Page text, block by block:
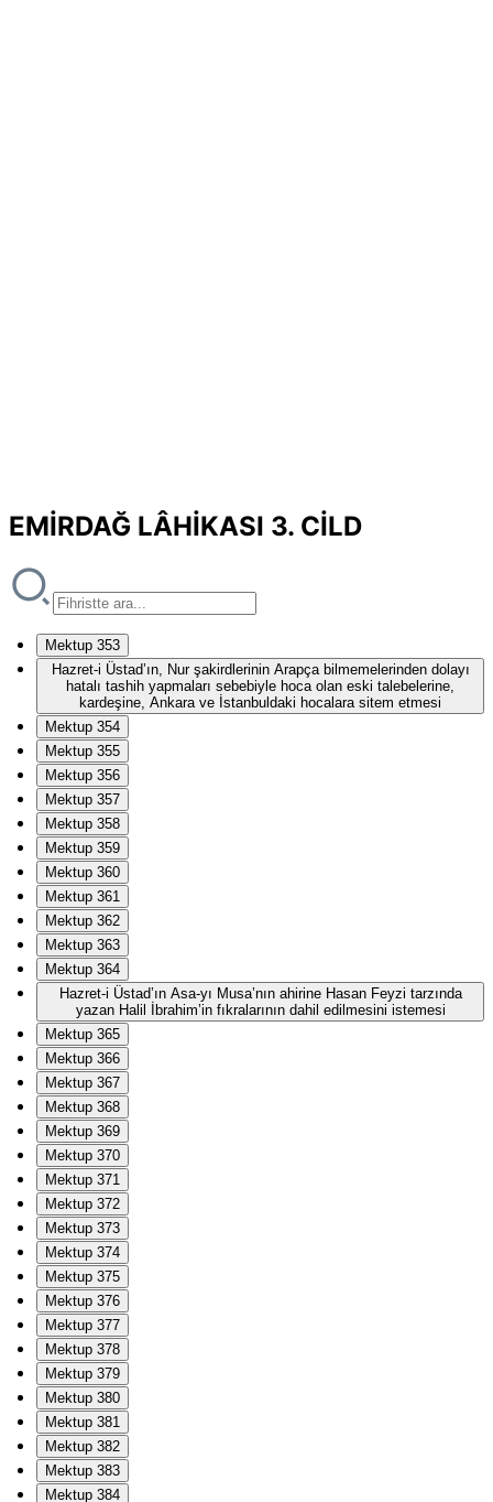
EMİRDAĞ LÂHİKASI 3. CİLD
Mektup 353
Hazret-i Üstad’ın, Nur şakirdlerinin Arapça bilmemelerinden dolayı
hatalı tashih yapmaları sebebiyle hoca olan eski talebelerine,
kardeşine, Ankara ve İstanbuldaki hocalara sitem etmesi
Mektup 354
Mektup 355
Mektup 356
Mektup 357
Mektup 358
Mektup 359
Mektup 360
Mektup 361
Mektup 362
Mektup 363
Mektup 364
Hazret-i Üstad’ın Asa-yı Musa’nın ahirine Hasan Feyzi tarzında
yazan Halil İbrahim’in fıkralarının dahil edilmesini istemesi
Mektup 365
Mektup 366
Mektup 367
Mektup 368
Mektup 369
Mektup 370
Mektup 371
Mektup 372
Mektup 373
Mektup 374
Mektup 375
Mektup 376
Mektup 377
Mektup 378
Mektup 379
Mektup 380
Mektup 381
Mektup 382
Mektup 383
Mektup 384